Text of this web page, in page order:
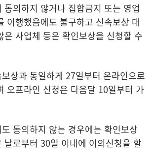
동의하지 않거나 집합금지 또는 영업
이행했음에도 불구하고 신속보상 대
은 사업체 등은 확인보상을 신청할 수
상과 동일하게 27일부터 온라인으로
오프라인 신청은 다음달 10일부터 가
동의하지 않는 경우에는 확인보상
날로부터 30일 이내에 이의신청을 할